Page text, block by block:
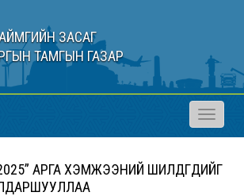
АЙМГИЙН ЗАСАГ
ТАМГЫН ГАЗАР
Toggle
АРГА ХЭМЖЭЭНИЙ ШИЛДГҮҮДИЙГ